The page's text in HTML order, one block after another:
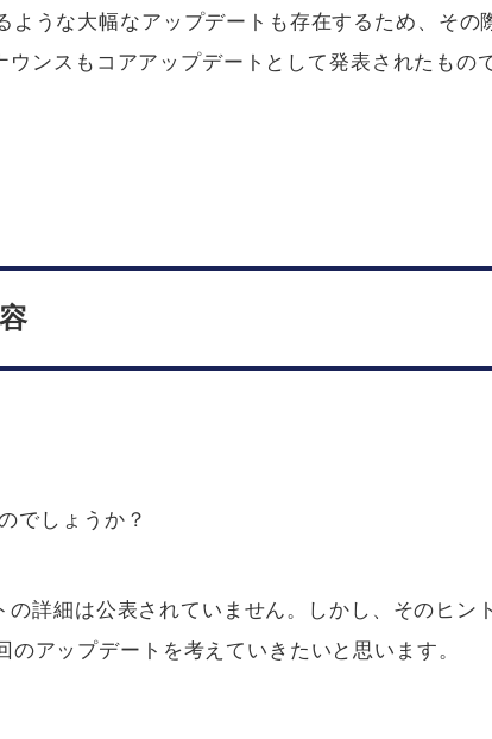
うな大幅なアップデートも存在するため、そ
ンスもコアアップデートとして発表されたもので
でしょうか？
詳細は公表されていません。しかし、そのヒン
アップデートを考えていきたいと思います。